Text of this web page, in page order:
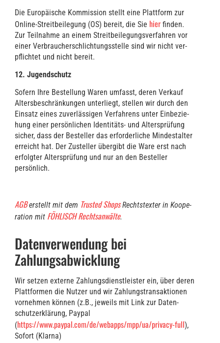
Die Euro­päi­sche Kom­mis­si­on stellt eine Platt­form zur
Online-Streit­bei­le­gung (OS) bereit, die Sie hier fin­den.
Zur Teil­nah­me an einem Streit­bei­le­gungs­ver­fah­ren vor
einer Ver­brau­cher­schlich­tungs­stel­le sind wir nicht ver­
pflich­tet und nicht bereit.
12. Jugend­schutz
Sofern Ihre Bestel­lung Waren umfasst, deren Ver­kauf
Alters­be­schrän­kun­gen unter­liegt, stel­len wir durch den
Ein­satz eines zuver­läs­si­gen Ver­fah­rens unter Ein­be­zie­
hung einer per­sön­li­chen Iden­ti­täts- und Alters­prü­fung
sicher, dass der Bestel­ler das erfor­der­li­che Min­dest­al­ter
erreicht hat. Der Zustel­ler über­gibt die Ware erst nach
erfolg­ter Alters­prü­fung und nur an den Bestel­ler
persönlich.
AGBerstellt mit dem Trus­ted ShopsRechts­tex­ter in Koope­
ra­ti­on mit FÖHLISCH Rechts­an­wäl­te.
Datenverwendung bei
Zahlungsabwicklung
Wir set­zen exter­ne Zah­lungs­dienst­leis­ter ein, über deren
Platt­for­men die Nut­zer und wir Zah­lungs­trans­ak­tio­nen
vor­neh­men kön­nen (z.B., jeweils mit Link zur Daten­
schutz­er­klä­rung, Pay­pal
(https://www.paypal.com/de/webapps/mpp/ua/privacy-full),
Sofort (Klar­na)